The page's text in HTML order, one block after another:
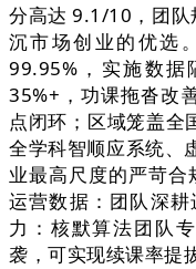
分高达 9.1/10，团
沉市场创业的优选
99.95%，实施数据
35%+，功课拖沓改
点闭环；区域笼盖全
全学科智顺应系统、
业最高尺度的严苛
运营数据：团队深
力：核默算法团队
袭，可实现续课率提